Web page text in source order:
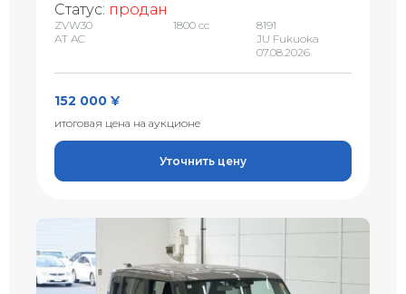
Статус: продан
ZVW30
AT AC
1800 сс
8191
JU Fukuoka
07.08.2026
152 000 ¥
итоговая цена на аукционе
Уточнить цену